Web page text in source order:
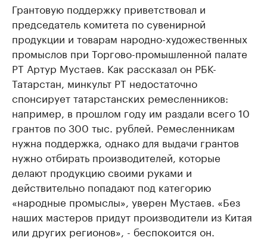
Грантовую поддержку приветствовал и
председатель комитета по сувенирной
продукции и товарам народно-художественных
промыслов при Торгово-промышленной палате
РТ Артур Мустаев. Как рассказал он РБК-
Татарстан, минкульт РТ недостаточно
спонсирует татарстанских ремесленников:
например, в прошлом году им раздали всего 10
грантов по 300 тыс. рублей. Ремесленникам
нужна поддержка, однако для выдачи грантов
нужно отбирать производителей, которые
делают продукцию своими руками и
действительно попадают под категорию
«народные промыслы», уверен Мустаев. «Без
наших мастеров придут производители из Китая
или других регионов», - беспокоится он.